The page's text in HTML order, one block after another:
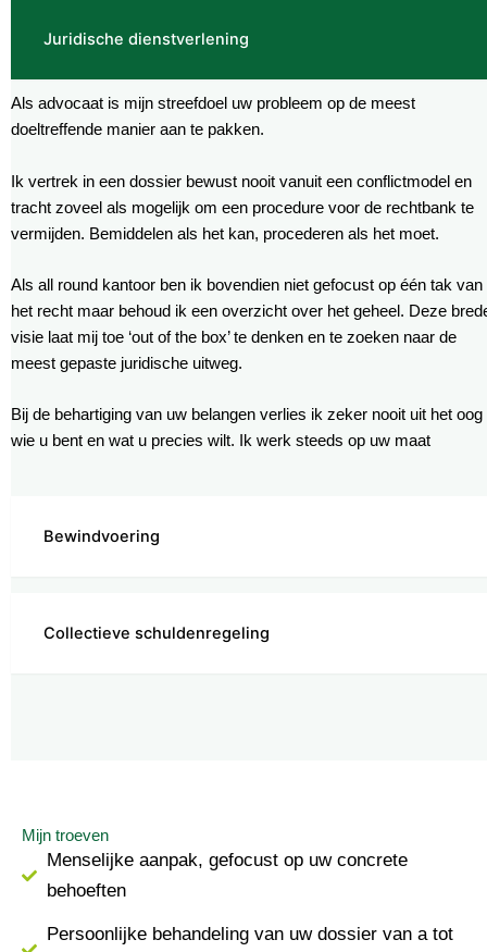
Juridische dienstverlening
Bewindvoering
Collectieve schuldenregeling
Als advocaat is mijn streefdoel uw probleem op de meest
doeltreffende manier aan te pakken.
Ik vertrek in een dossier bewust nooit vanuit een conflictmodel en
tracht zoveel als mogelijk om een procedure voor de rechtbank te
vermijden. Bemiddelen als het kan, procederen als het moet.
Als all round kantoor ben ik bovendien niet gefocust op één tak van
het recht maar behoud ik een overzicht over het geheel. Deze
visie laat mij toe ‘out of the box’ te denken en te zoeken naar de
meest gepaste juridische uitweg.
Bij de behartiging van uw belangen verlies ik zeker nooit uit het oog
wie u bent en wat u precies wilt. Ik werk steeds op uw maat
Mijn troeven
Menselijke aanpak, gefocust op uw concrete
behoeften
Persoonlijke behandeling van uw dossier van a tot